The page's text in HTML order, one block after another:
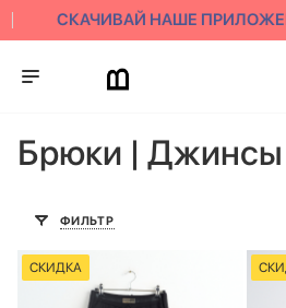
СКАЧИВАЙ НАШЕ
Брюки | Джинсы
ФИЛЬТР
СКИДКА